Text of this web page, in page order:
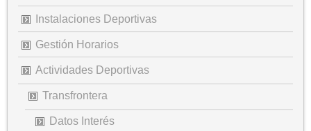
Instalaciones Deportivas
Gestión Horarios
Actividades Deportivas
Transfrontera
Datos Interés